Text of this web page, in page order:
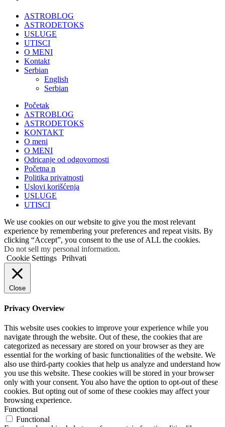
ASTROBLOG
ASTRODETOKS
USLUGE
UTISCI
O MENI
Kontakt
Serbian
English
Serbian
Početak
ASTROBLOG
ASTRODETOKS
KONTAKT
O meni
O MENI
Odricanje od odgovornosti
Početna n
Politika privatnosti
Uslovi korišćenja
USLUGE
UTISCI
We use cookies on our website to give you the most relevant
experience by remembering your preferences and repeat visits. By
clicking “Accept”, you consent to the use of ALL the cookies.
Do not sell my personal information.
Cookie Settings Prihvati
Close
Privacy Overview
This website uses cookies to improve your experience while you
navigate through the website. Out of these, the cookies that are
categorized as necessary are stored on your browser as they are
essential for the working of basic functionalities of the website. We
also use third-party cookies that help us analyze and understand how
you use this website. These cookies will be stored in your browser
only with your consent. You also have the option to opt-out of these
cookies. But opting out of some of these cookies may affect your
browsing experience.
Functional
Functional